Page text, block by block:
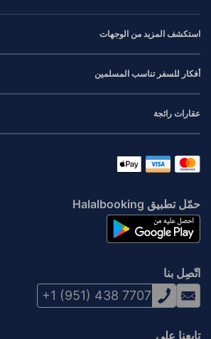
استكشف المزيد من الوجهات
أفكار للسفر تناسب المسلمين
عقارات رائجة
حمّل تطبيق Halalbooking
اتّصِل بنا
+1 (951) 438 7707
تابعنا على